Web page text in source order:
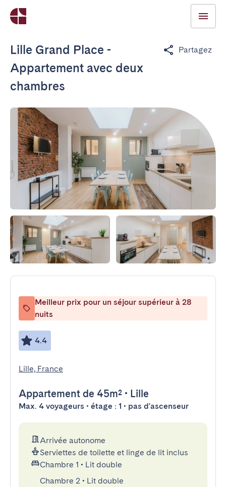
Lille Grand Place -
Appartement avec deux
chambres
Partagez
Meilleur prix pour un séjour supérieur à 28
nuits
4.4
Lille, France
Appartement de 45m² • Lille
Max. 4 voyageurs • étage : 1 • pas d'ascenseur
Arrivée autonome
Serviettes de toilette et linge de lit inclus
Chambre 1 • Lit double
Chambre 2 • Lit double